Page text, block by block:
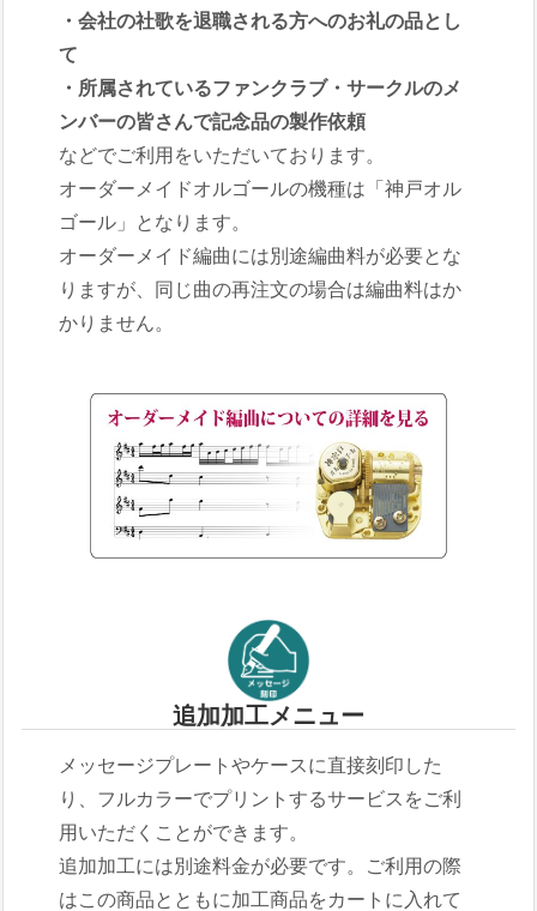
・会社の社歌を退職される方へのお礼の品とし
て
・所属されているファンクラブ・サークルのメ
ンバーの皆さんで記念品の製作依頼
などでご利用をいただいております。
オーダーメイドオルゴールの機種は「神戸オル
ゴール」となります。
オーダーメイド編曲には別途編曲料が必要とな
りますが、同じ曲の再注文の場合は編曲料はか
かりません。
追加加工メニュー
メッセージプレートやケースに直接刻印した
り、フルカラーでプリントするサービスをご利
用いただくことができます。
追加加工には別途料金が必要です。ご利用の際
はこの商品とともに加工商品をカートに入れて